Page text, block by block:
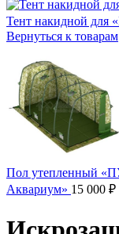
Тент накидной для
Вернуться к товарам
Пол утепленный
Аквариум» 15 000 ₽